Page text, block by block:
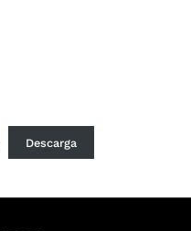
Descarga